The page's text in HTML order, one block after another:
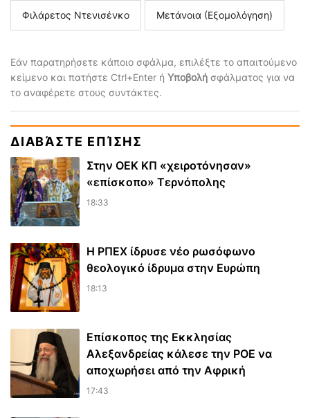
Φιλάρετος Ντενισένκο Μετάνοια (Εξομολόγηση)
Εάν παρατηρήσετε κάποιο σφάλμα, επιλέξτε το απαιτούμενο
κείμενο και πατήστε Ctrl+Enter ή Υποβολή σφάλματος για να
το αναφέρετε στους συντάκτες.
ΔΙΑΒΆΣΤΕ ΕΠΊΣΗΣ
Στην ΟΕΚ ΚΠ «χειροτόνησαν»
«επίσκοπο» Τερνόπολης
18:33
Η ΡΠΕΧ ίδρυσε νέο ρωσόφωνο
θεολογικό ίδρυμα στην Ευρώπη
18:13
Επίσκοπος της Εκκλησίας
Αλεξανδρείας κάλεσε την ΡΟΕ να
αποχωρήσει από την Αφρική
17:43